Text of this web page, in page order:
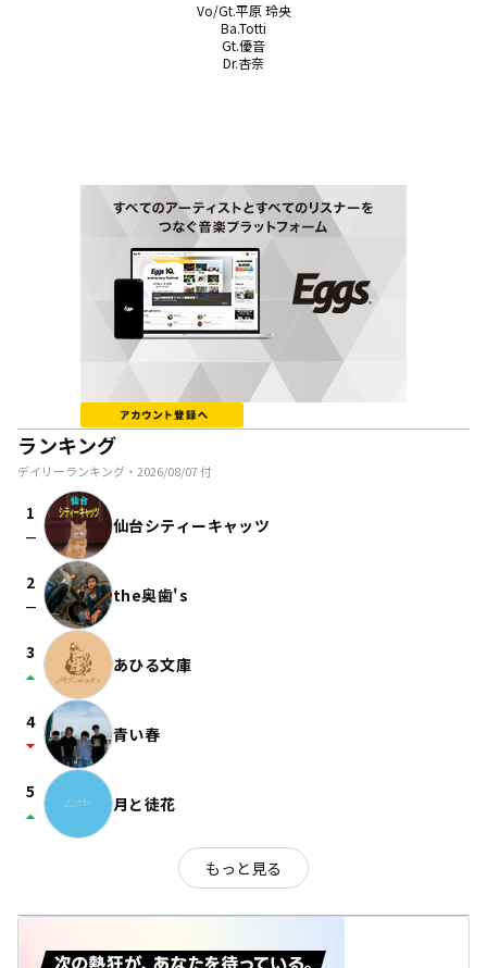
Vo/Gt.平原 玲央
Ba.Totti
Gt.優音
Dr.杏奈
ランキング
デイリーランキング・ 2026/08/07付
1
check_indeterminate_small 仙台シティーキャッツ
2
check_indeterminate_small the奥歯's
3
arrow_drop_up あひる文庫
4
arrow_drop_down 青い春
5
arrow_drop_up 月と徒花
もっと見る